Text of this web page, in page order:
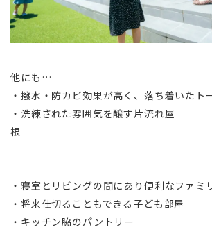
他にも…
・撥水・防カビ効果が高く、落ち着いたト
・洗練された雰囲気を醸す片流れ屋
・寝室とリビングの間にあり便利なファミ
・将来仕切ることもできる子ども部屋
・キッチン脇のパントリー